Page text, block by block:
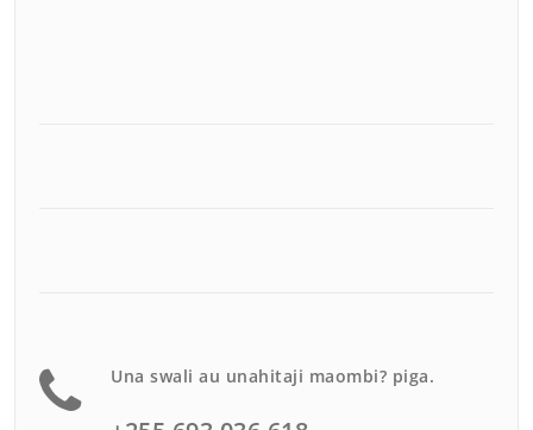
Una swali au unahitaji maombi? piga.